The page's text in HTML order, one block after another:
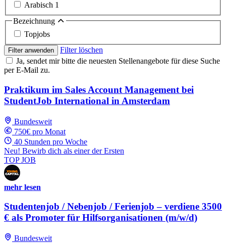
Arabisch 1
Bezeichnung
Topjobs
Filter anwenden
Filter löschen
Ja, sendet mir bitte die neuesten Stellenangebote für diese Suche
per E-Mail zu.
Praktikum im Sales Account Management bei
StudentJob International in Amsterdam
Bundesweit
750€ pro Monat
40 Stunden pro Woche
Neu! Bewirb dich als einer der Ersten
TOP JOB
mehr lesen
Studentenjob / Nebenjob / Ferienjob – verdiene 3500
€ als Promoter für Hilfsorganisationen (m/w/d)
Bundesweit